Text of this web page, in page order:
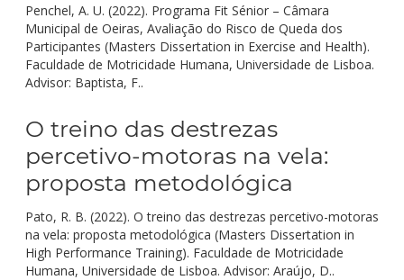
Penchel, A. U. (2022). Programa Fit Sénior – Câmara
Municipal de Oeiras, Avaliação do Risco de Queda dos
Participantes (Masters Dissertation in Exercise and Health).
Faculdade de Motricidade Humana, Universidade de Lisboa.
Advisor: Baptista, F..
O treino das destrezas
percetivo-motoras na vela:
proposta metodológica
Pato, R. B. (2022). O treino das destrezas percetivo-motoras
na vela: proposta metodológica (Masters Dissertation in
High Performance Training). Faculdade de Motricidade
Humana, Universidade de Lisboa. Advisor: Araújo, D..